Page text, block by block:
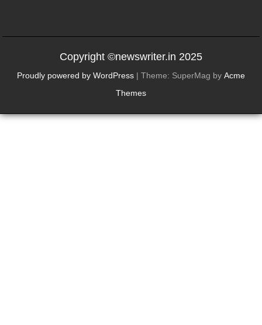
Copyright ©newswriter.in 2025
Proudly powered by WordPress | Theme: SuperMag by Acme
Themes